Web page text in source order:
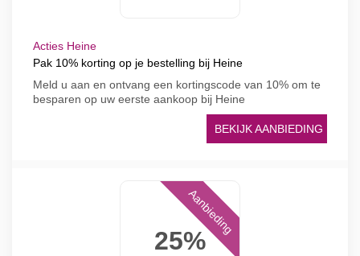
Acties Heine
Pak 10% korting op je bestelling bij Heine
Meld u aan en ontvang een kortingscode van 10% om te
besparen op uw eerste aankoop bij Heine
BEKIJK AANBIEDING
25%
Aanbieding